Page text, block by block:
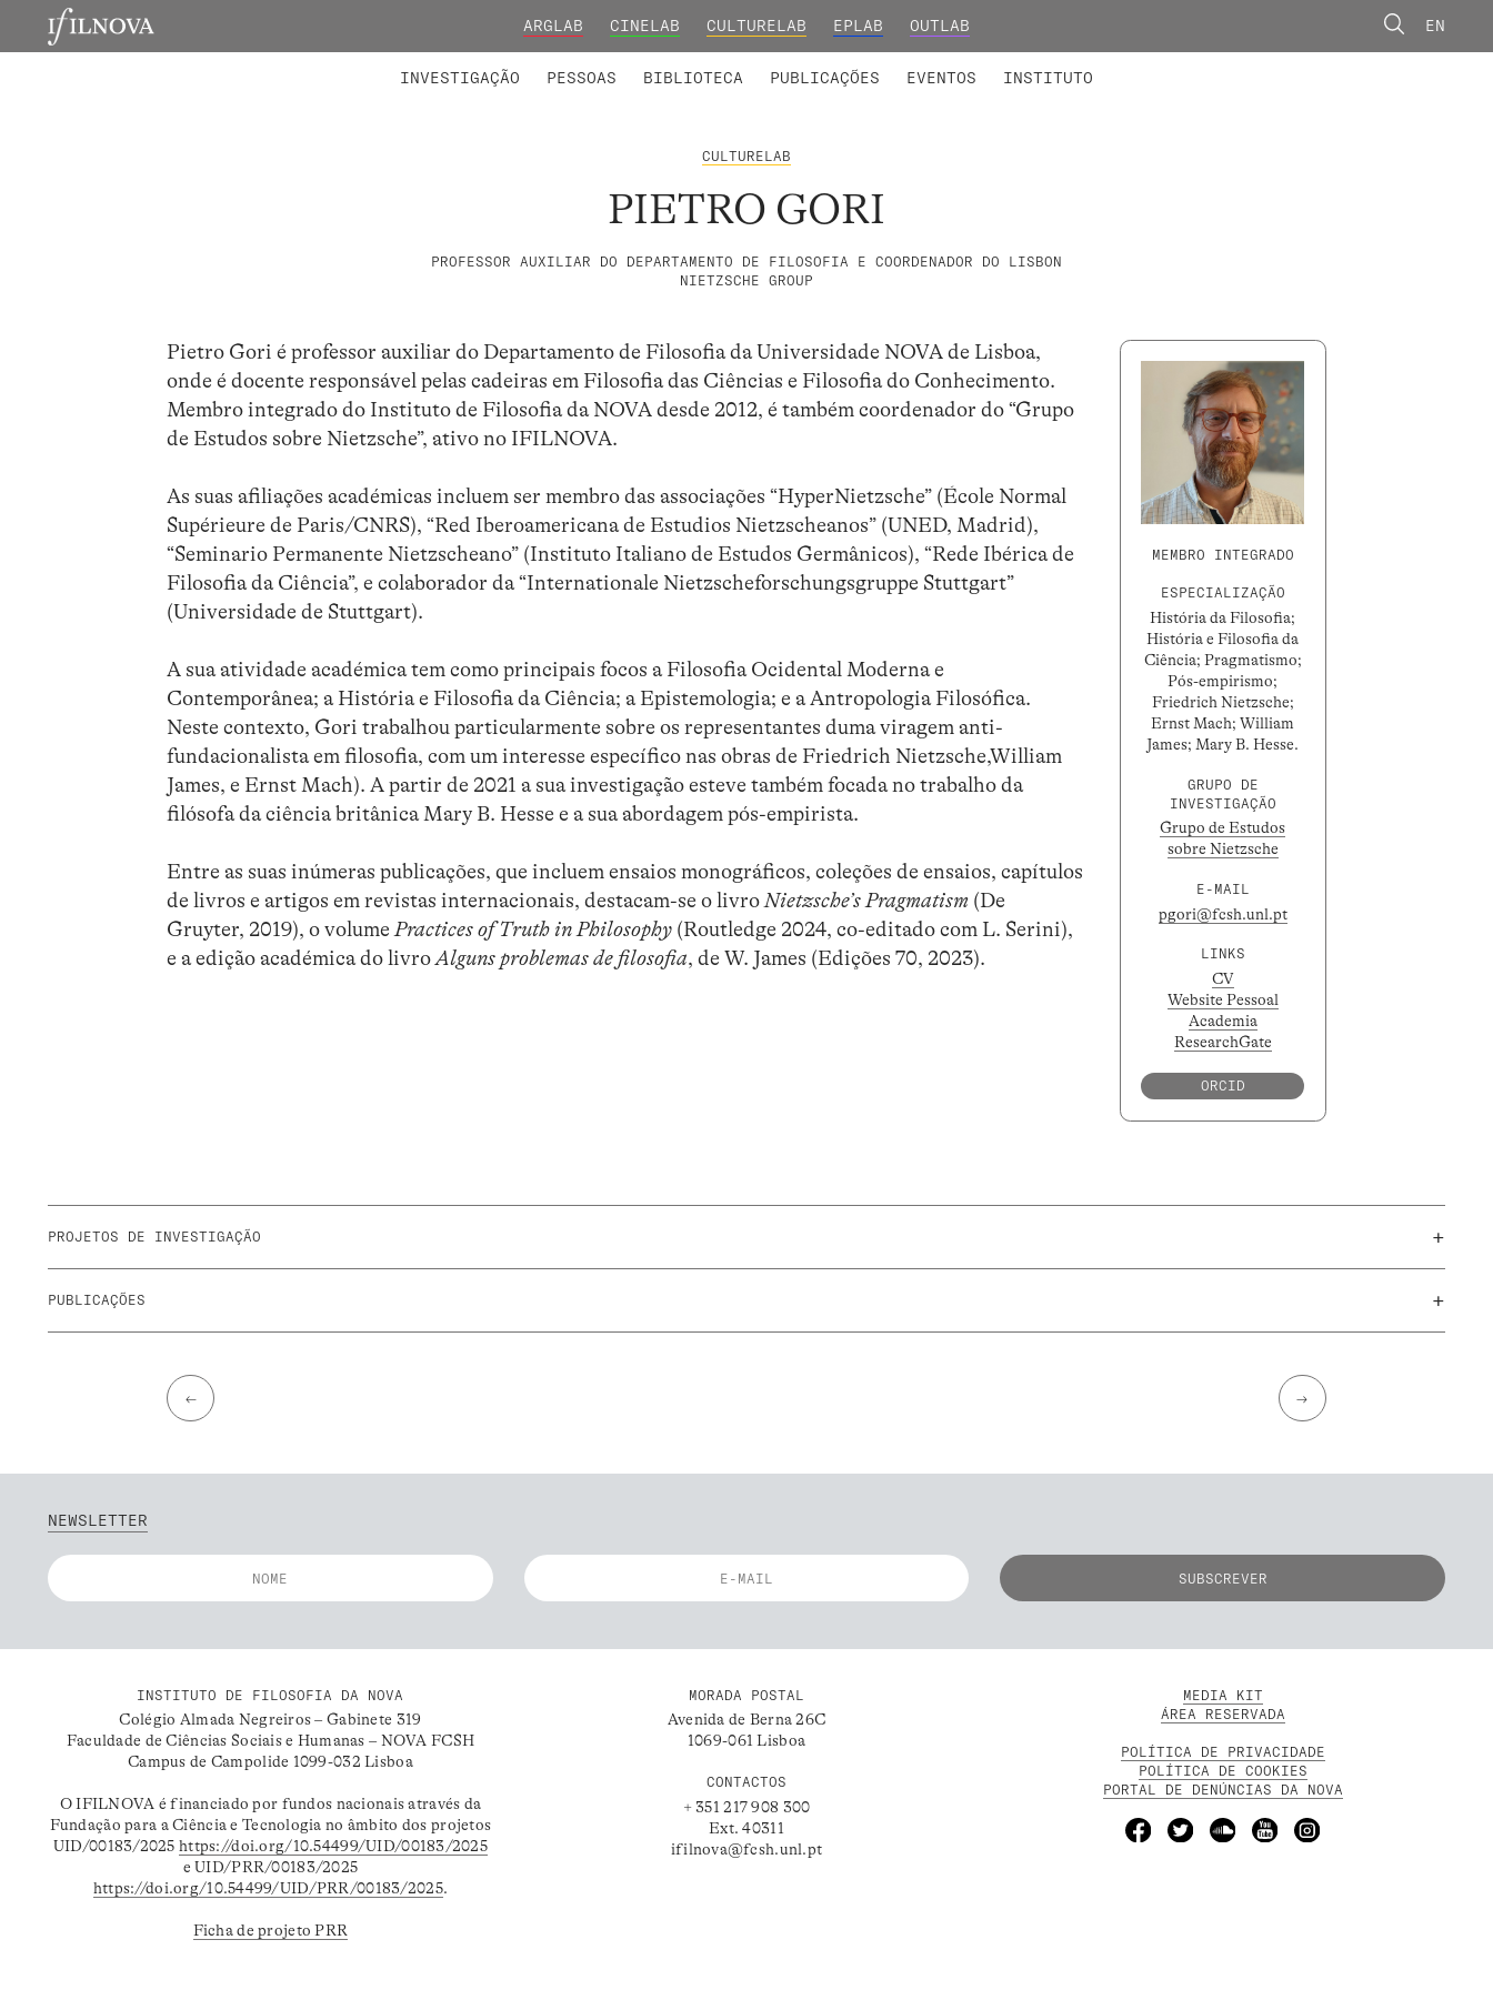
ARGLAB CINELAB CULTURELAB EPLAB OUTLAB EN
INVESTIGAÇÃO PESSOAS BIBLIOTECA PUBLICAÇÕES EVENTOS INSTITUTO
CULTURELAB
PIETRO GORI
PROFESSOR AUXILIAR DO DEPARTAMENTO DE FILOSOFIA E COORDENADOR DO LISBON
NIETZSCHE GROUP
Pietro Gori é professor auxiliar do Departamento de Filosofia da Universidade NOVA de Lisboa,
onde é docente responsável pelas cadeiras em Filosofia das Ciências e Filosofia do Conhecimento.
Membro integrado do Instituto de Filosofia da NOVA desde 2012, é também coordenador do “Grupo
de Estudos sobre Nietzsche”, ativo no IFILNOVA.
As suas afiliações académicas incluem ser membro das associações “HyperNietzsche” (École Normal
Supérieure de Paris/CNRS), “Red Iberoamericana de Estudios Nietzscheanos” (UNED, Madrid),
“Seminario Permanente Nietzscheano” (Instituto Italiano de Estudos Germânicos), “Rede Ibérica de
Filosofia da Ciência”, e colaborador da “Internationale Nietzscheforschungsgruppe Stuttgart”
(Universidade de Stuttgart).
A sua atividade académica tem como principais focos a Filosofia Ocidental Moderna e
Contemporânea; a História e Filosofia da Ciência; a Epistemologia; e a Antropologia Filosófica.
Neste contexto, Gori trabalhou particularmente sobre os representantes duma viragem anti-
fundacionalista em filosofia, com um interesse específico nas obras de Friedrich Nietzsche,William
James, e Ernst Mach). A partir de 2021 a sua investigação esteve também focada no trabalho da
filósofa da ciência britânica Mary B. Hesse e a sua abordagem pós-empirista.
Entre as suas inúmeras publicações, que incluem ensaios monográficos, coleções de ensaios, capítulos
de livros e artigos em revistas internacionais, destacam-se o livroNietzsche’s Pragmatism (De
Gruyter, 2019), o volumePractices of Truth in Philosophy (Routledge 2024, co-editado com L. Serini),
e a edição académica do livroAlguns problemas de filosofia, de W. James (Edições 70, 2023).
MEMBRO INTEGRADO
ESPECIALIZAÇÃO
História da Filosofia;
História e Filosofia da
Ciência; Pragmatismo;
Pós-empirismo;
Friedrich Nietzsche;
Ernst Mach; William
James; Mary B. Hesse.
GRUPO DE
INVESTIGAÇÃO
Grupo de Estudos
sobre Nietzsche
E-MAIL
pgori@fcsh.unl.pt
LINKS
CV
Website Pessoal
Academia
ResearchGate
ORCID
PROJETOS DE INVESTIGAÇÃO +
PUBLICAÇÕES +
← →
NEWSLETTER
INSTITUTO DE FILOSOFIA DA NOVA
Colégio Almada Negreiros – Gabinete 319
Faculdade de Ciências Sociais e Humanas – NOVA FCSH
Campus de Campolide 1099-032 Lisboa
O IFILNOVA é financiado por fundos nacionais através da
Fundação para a Ciência e Tecnologia no âmbito dos projetos
UID/00183/2025https://doi.org/10.54499/UID/00183/2025
e UID/PRR/00183/2025
https://doi.org/10.54499/UID/PRR/00183/2025.
Ficha de projeto PRR
MORADA POSTAL
Avenida de Berna 26C
1069-061 Lisboa
CONTACTOS
+ 351 217 908 300
Ext. 40311
ifilnova@fcsh.unl.pt
MEDIA KIT
ÁREA RESERVADA
POLÍTICA DE PRIVACIDADE
POLÍTICA DE COOKIES
PORTAL DE DENÚNCIAS DA NOVA